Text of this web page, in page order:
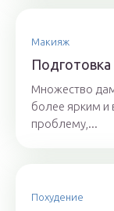
Макияж
Подготовка
Множество
более ярким и
проблему,...
Похудение